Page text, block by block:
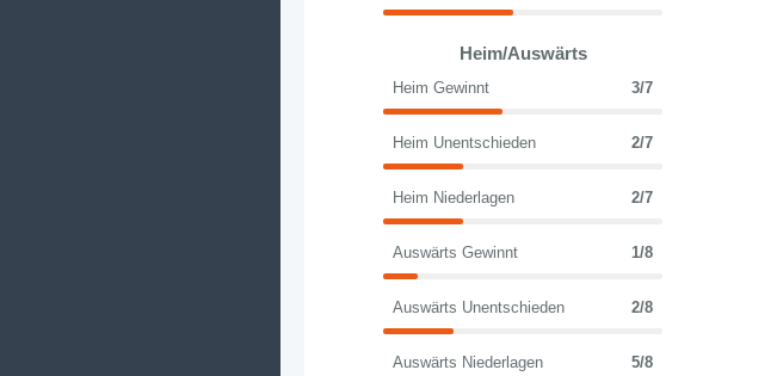
Heim/Auswärts
Heim Gewinnt 3/7
Heim Unentschieden 2/7
Heim Niederlagen 2/7
Auswärts Gewinnt 1/8
Auswärts Unentschieden 2/8
Auswärts Niederlagen 5/8